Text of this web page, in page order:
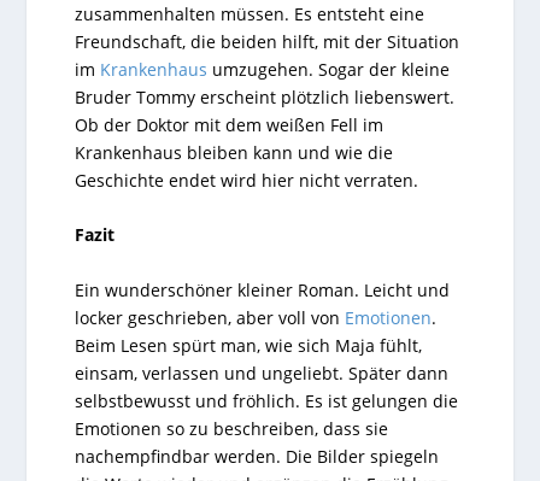
zusammenhalten müssen. Es entsteht eine
Freundschaft, die beiden hilft, mit der Situation
im Krankenhaus umzugehen. Sogar der kleine
Bruder Tommy erscheint plötzlich liebenswert.
Ob der Doktor mit dem weißen Fell im
Krankenhaus bleiben kann und wie die
Geschichte endet wird hier nicht verraten.
Fazit
Ein wunderschöner kleiner Roman. Leicht und
locker geschrieben, aber voll von Emotionen.
Beim Lesen spürt man, wie sich Maja fühlt,
einsam, verlassen und ungeliebt. Später dann
selbstbewusst und fröhlich. Es ist gelungen die
Emotionen so zu beschreiben, dass sie
nachempfindbar werden. Die Bilder spiegeln